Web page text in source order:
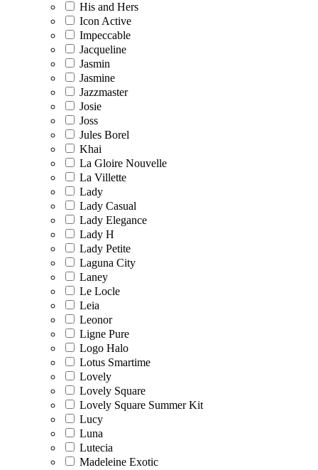
His and Hers
Icon Active
Impeccable
Jacqueline
Jasmin
Jasmine
Jazzmaster
Josie
Joss
Jules Borel
Khai
La Gloire Nouvelle
La Villette
Lady
Lady Casual
Lady Elegance
Lady H
Lady Petite
Laguna City
Laney
Le Locle
Leia
Leonor
Ligne Pure
Logo Halo
Lotus Smartime
Lovely
Lovely Square
Lovely Square Summer Kit
Lucy
Luna
Lutecia
Madeleine Exotic